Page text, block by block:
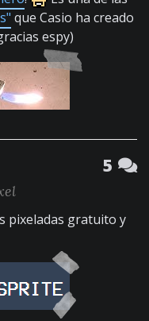
que Casio ha creado
espy)
5
pixeladas gratuito y